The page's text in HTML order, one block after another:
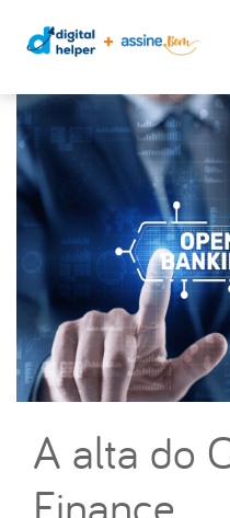
A alta do
Finance